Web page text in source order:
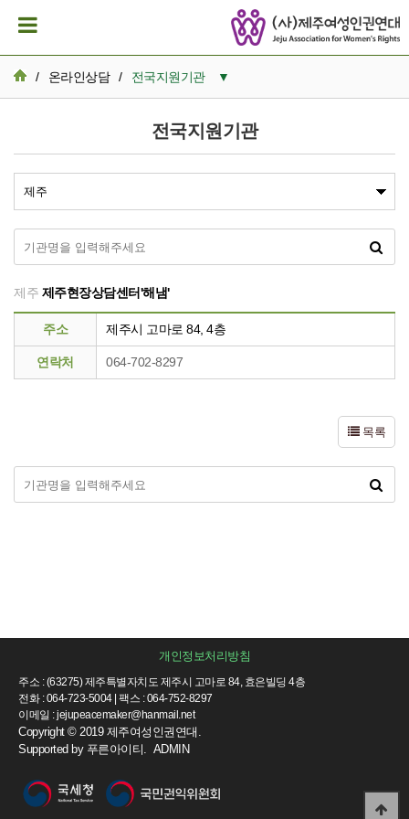
/ 온라인상담 / 전국지원기관 ▼
나의사건검색
전국지원기관
제주 제주현장상담센터'해냄'
주소 제주시 고마로 84, 4층
연락처 064-702-8297
목록
개인정보처리방침
주소 : (63275) 제주특별자치도 제주시 고마로 84, 효은빌딩 4층
전화 : 064-723-5004 | 팩스 : 064-752-8297
이메일 : jejupeacemaker@hanmail.net
Copyright © 2019 제주여성인권연대.
Supported by 푸른아이티. ADMIN